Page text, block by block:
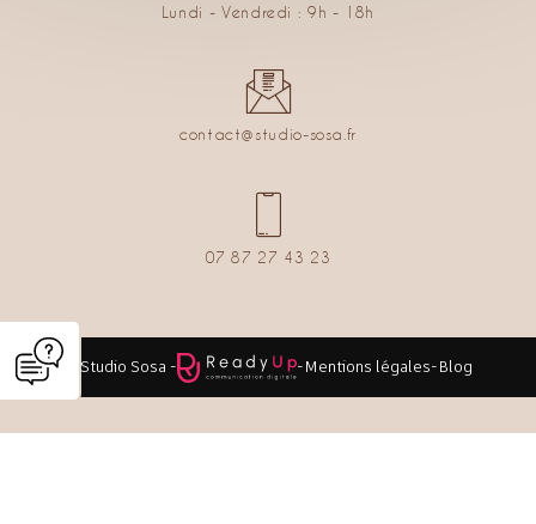
Lundi - Vendredi : 9h - 18h
contact@studio-sosa.fr
07 87 27 43 23
© Studio Sosa - - Mentions légales- Blog